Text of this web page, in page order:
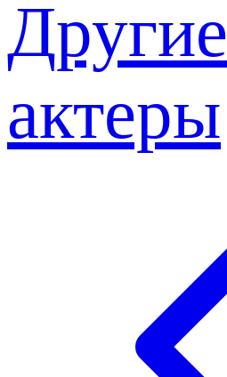
Другие
актеры